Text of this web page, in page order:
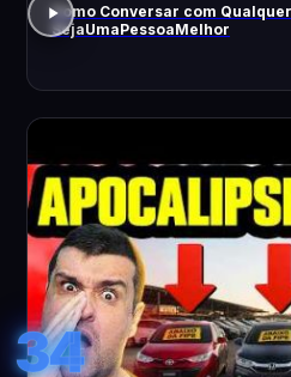
Como Conversar com Qualquer
SejaUmaPessoaMelhor
34